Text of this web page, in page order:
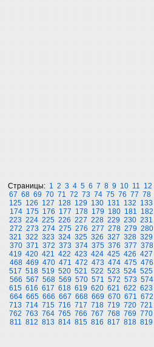
Страницы: 1 2 3 4 5 6 7 8 9 10 11 12
67 68 69 70 71 72 73 74 75 76 77 78
125 126 127 128 129 130 131 132 133
174 175 176 177 178 179 180 181 182
223 224 225 226 227 228 229 230 231
272 273 274 275 276 277 278 279 280
321 322 323 324 325 326 327 328 329
370 371 372 373 374 375 376 377 378
419 420 421 422 423 424 425 426 427
468 469 470 471 472 473 474 475 476
517 518 519 520 521 522 523 524 525
566 567 568 569 570 571 572 573 574
615 616 617 618 619 620 621 622 623
664 665 666 667 668 669 670 671 672
713 714 715 716 717 718 719 720 721
762 763 764 765 766 767 768 769 770
811 812 813 814 815 816 817 818 819